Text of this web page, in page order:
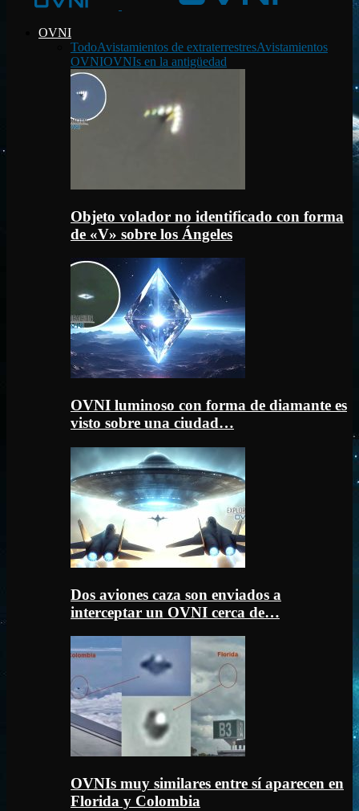
OVNI
TodoAvistamientos de extraterrestresAvistamientos
OVNIOVNIs en la antigüedad
Objeto volador no identificado con forma
de «V» sobre los Ángeles
OVNI luminoso con forma de diamante es
visto sobre una ciudad…
Dos aviones caza son enviados a
interceptar un OVNI cerca de…
OVNIs muy similares entre sí aparecen en
Florida y Colombia